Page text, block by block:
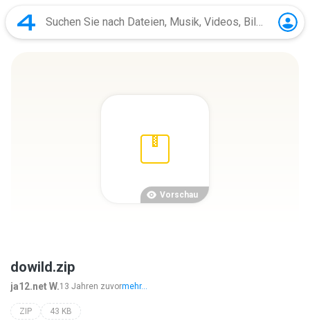
Vorschau
dowild.zip
ja12.net W.13 Jahren zuvormehr...
ZIP 43 KB